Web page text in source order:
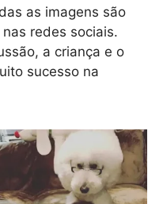
as imagens são
redes sociais.
a criança e o
sucesso na